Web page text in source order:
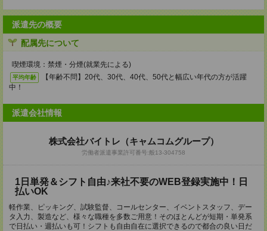
派遣先の概要
配属先について
喫煙環境：禁煙・分煙(就業先による)
平均年齢
【年齢不問】20代、30代、40代、50代と幅広い年代の方が活躍
中！
派遣会社情報
株式会社バイトレ（キャムコムグループ）
労働者派遣事業許可番号:般13-304758
1日単発＆シフト自由♪来社不要のWEB登録実施中！日
払いOK
軽作業、ピッキング、試験監督、コールセンター、イベントスタッフ、デー
タ入力、製造など、様々な職種を多数ご用意！そのほとんどが短期・単発系
で日払い・週払いも可！シフトも自由自在に選択できるので都合の良い日だ